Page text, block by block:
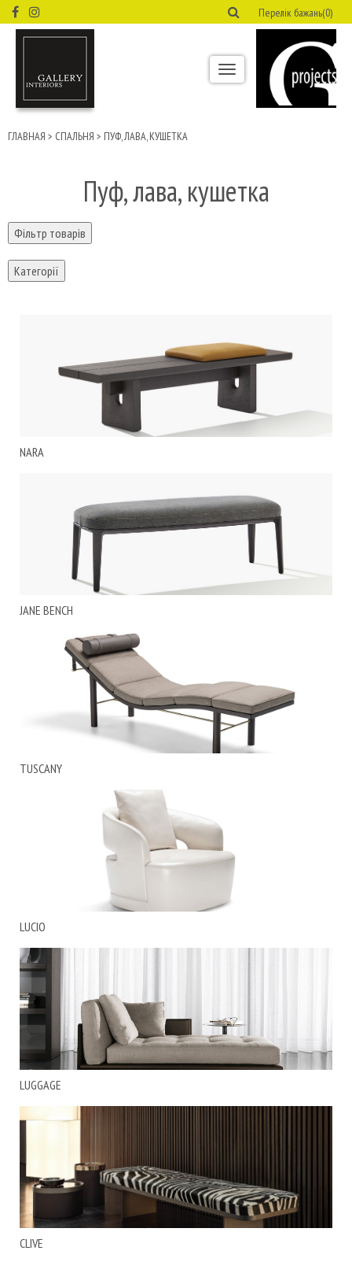
Перелік бажань(0)
Toggle
navigation
ГЛАВНАЯ > СПАЛЬНЯ > ПУФ, ЛАВА, КУШЕТКА
Пуф, лава, кушетка
Фільтр товарів
Категорії
NARA
JANE BENCH
TUSCANY
LUCIO
LUGGAGE
CLIVE